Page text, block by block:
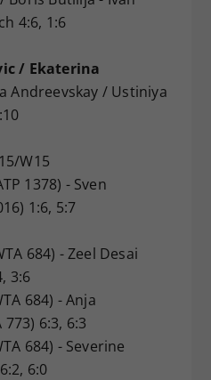
4:6, 1:6
/ Ekaterina
Andreevskay / Ustiniya
W15
1378) - Sven
1:6, 5:7
684) - Zeel Desai
3:6
684) - Anja
6:3, 6:3
684) - Severine
6:0